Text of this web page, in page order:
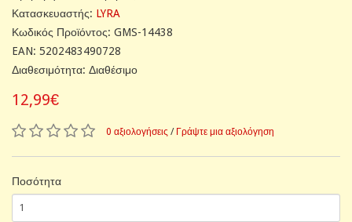
Κατασκευαστής: LYRA
Κωδικός Προϊόντος: GMS-14438
EAN: 5202483490728
Διαθεσιμότητα: Διαθέσιμο
12,99€
0 αξιολογήσεις / Γράψτε μια αξιολόγηση
Ποσότητα